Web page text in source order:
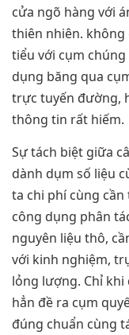
cửa ngõ hàng với
thiên nhiên. không
tiểu với cụm
dụng băng qua
trực tuyến đường,
thông tin rất hiếm.
Sự tách biệt giữa
dành dụm số liệu
ta chi phí cùng
công dụng phân
nguyên liệu thô,
với kinh nghiệm,
lỏng lượng. Chỉ khi
hẳn đề ra cụm
đúng chuẩn cùng